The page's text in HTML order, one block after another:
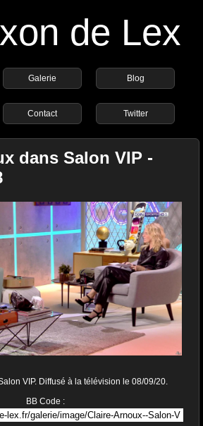
de Lex
Galerie Blog
Contact Twitter
dans Salon VIP -
VIP. Diffusé à la télévision le 08/09/20.
BB Code :